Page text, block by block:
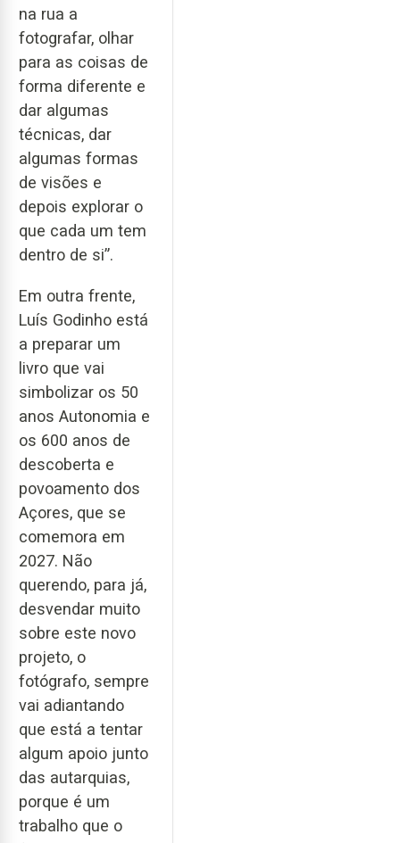
na rua a
fotografar, olhar
para as coisas de
forma diferente e
dar algumas
técnicas, dar
algumas formas
de visões e
depois explorar o
que cada um tem
dentro de si”.
Em outra frente,
Luís Godinho está
a preparar um
livro que vai
simbolizar os 50
anos Autonomia e
os 600 anos de
descoberta e
povoamento dos
Açores, que se
comemora em
2027. Não
querendo, para já,
desvendar muito
sobre este novo
projeto, o
fotógrafo, sempre
vai adiantando
que está a tentar
algum apoio junto
das autarquias,
porque é um
trabalho que o